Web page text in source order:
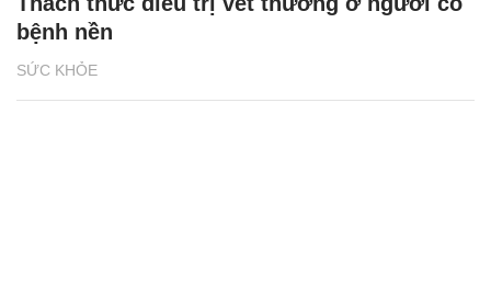
SỨC KHỎE
bệnh nền